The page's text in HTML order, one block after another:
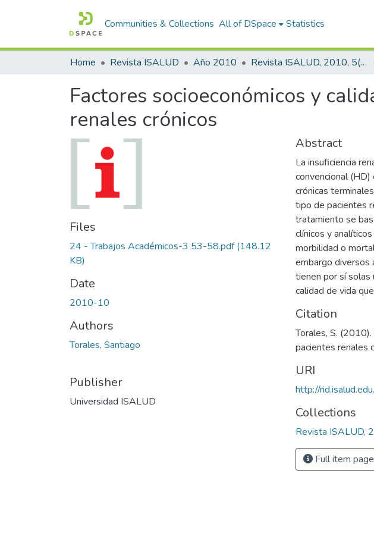
Communities & Collections All of DSpace Statistics
Home Revista ISALUD Año 2010 Revista ISALUD, 2010, 5(24)
Factores socioeconómicos y
renales crónicos
Files
24 - Trabajos Académicos-3 53-58.pdf(148.12
KB)
Date
2010-10
Authors
Torales, Santiago
Publisher
Universidad ISALUD
Abstract
La insuficiencia
convencional
crónicas
tipo de pacientes
tratamiento se
clínicos y
morbilidad o
embargo diversos
tienen por sí solas
calidad de vida
Citation
Torales, S.
pacientes renales
URI
http://
Collections
Revista ISALUD,
Full item page